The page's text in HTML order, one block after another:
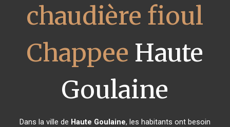
chaudière fioul
Chappee Haute
Goulaine
Dans la ville de Haute Goulaine, les habitants ont besoin